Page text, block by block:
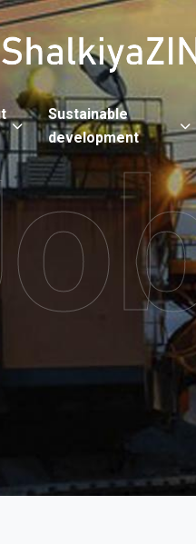
Sustainable
development